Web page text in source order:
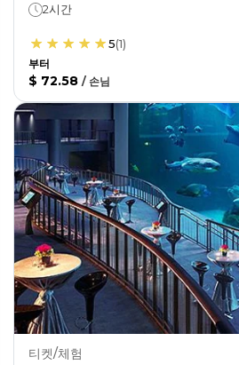
2시간
5(1)
부터
$ 72.58 / 손님
티켓/체험